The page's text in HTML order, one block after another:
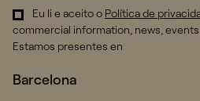
Eu li e aceito o Política de
commercial information, news,
Estamos presentes en
Barcelona